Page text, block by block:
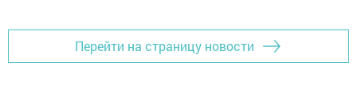
Перейти на страницу новости